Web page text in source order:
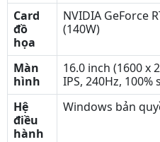
Card
đồ
họa
NVIDIA GeForce
(140W)
Màn
hình
16.0 inch (1600 x
IPS, 240Hz, 100%
Hệ
điều
hành
Windows bản